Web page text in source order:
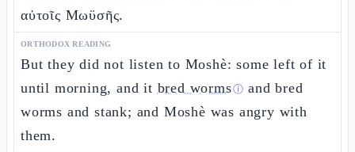
αὐτοῖς Μωϋσῆς.
ORTHODOX READING
But they did not listen to Moshè: some left of it
until morning, and it bred wormsⓘ and bred
worms and stank; and Moshè was angry with
them.